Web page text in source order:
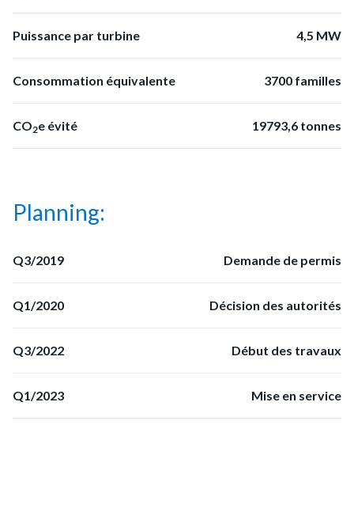
Puissance par turbine 4,5 MW
Consommation équivalente 3700 familles
CO2e évité 19793,6 tonnes
Planning:
Q3/2019 Demande de permis
Q1/2020 Décision des autorités
Q3/2022 Début des travaux
Q1/2023 Mise en service